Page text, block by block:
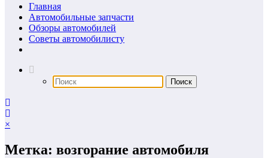
Главная
Автомобильные запчасти
Обзоры автомобилей
Советы автомобилисту
×
Метка: возгорание автомобиля